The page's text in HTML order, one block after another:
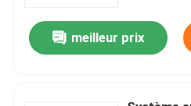
meilleur prix